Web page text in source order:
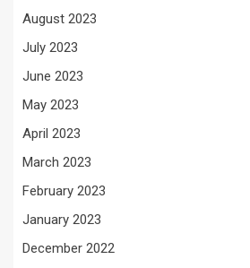
August 2023
July 2023
June 2023
May 2023
April 2023
March 2023
February 2023
January 2023
December 2022